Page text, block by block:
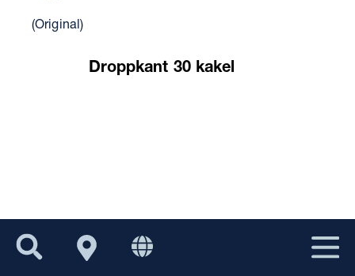
SWE
EU/EXPORT
(Original)
Droppkant 30 kakel